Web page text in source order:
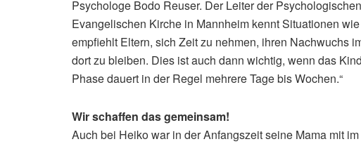
Psychologe Bodo Reuser. Der Leiter der
Evangelischen Kirche in Mannheim kennt Situationen
empfiehlt Eltern, sich Zeit zu nehmen, ihren Nachwuchs
dort zu bleiben. Dies ist auch dann wichtig, wenn das
Phase dauert in der Regel mehrere Tage bis Wochen.“
Wir schaffen das gemeinsam!
Auch bei Heiko war in der Anfangszeit seine Mama mit